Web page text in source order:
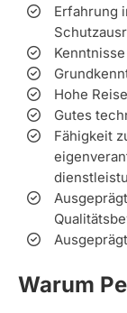
Erfahrung
Hohe
Gutes
Fähigkeit
Warum